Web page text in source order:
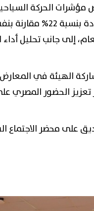
مؤشرات الحركة
إلى جانب تحليل
الهيئة في المعارض
تعزيز الحضور المصري
على محضر الاجتماع